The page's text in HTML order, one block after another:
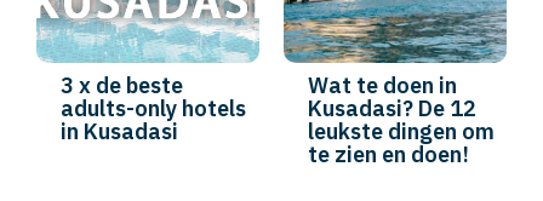
3 x de beste
adults-only hotels
in Kusadasi
Wat te doen in
Kusadasi? De 12
leukste dingen om
te zien en doen!